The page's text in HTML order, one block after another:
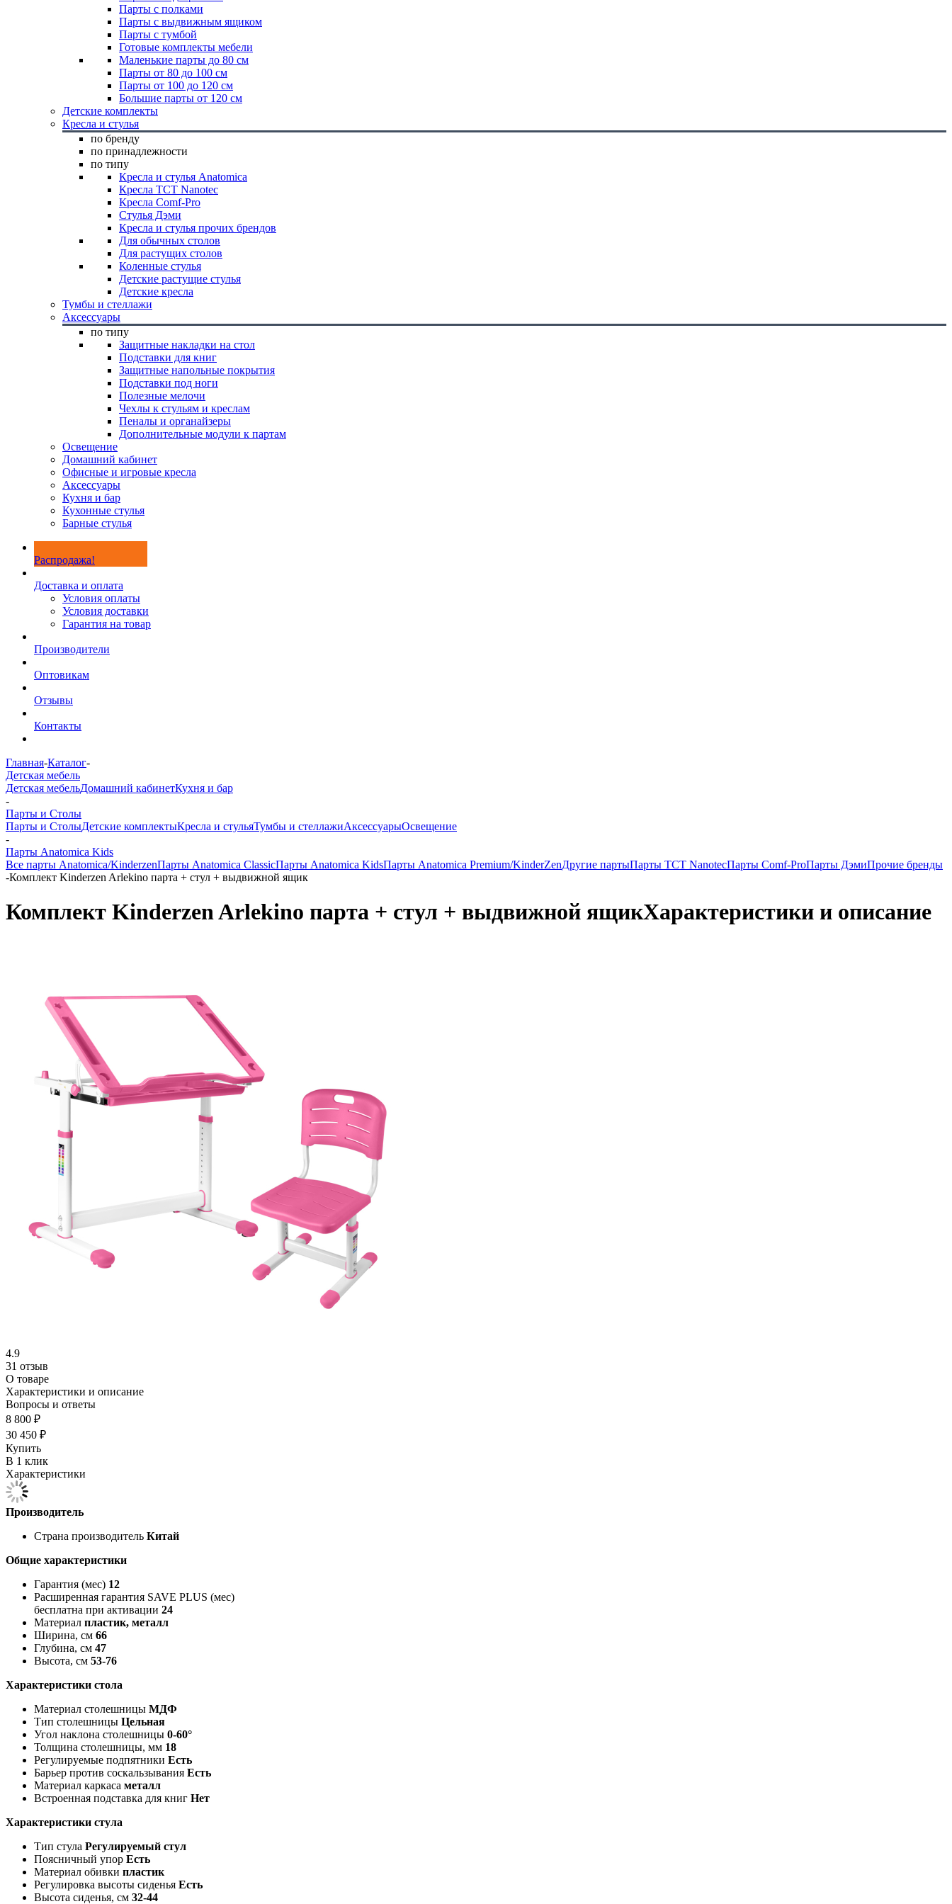
Парты с полками
Парты с выдвижным ящиком
Парты с тумбой
Готовые комплекты мебели
Маленькие парты до 80 см
Парты от 80 до 100 см
Парты от 100 до 120 см
Большие парты от 120 см
Детские комплекты
Кресла и стулья
по бренду
по принадлежности
по типу
Кресла и стулья Anatomica
Кресла TCT Nanotec
Кресла Comf-Pro
Стулья Дэми
Кресла и стулья прочих брендов
Для обычных столов
Для растущих столов
Коленные стулья
Детские растущие стулья
Детские кресла
Тумбы и стеллажи
Аксессуары
по типу
Защитные накладки на стол
Подставки для книг
Защитные напольные покрытия
Подставки под ноги
Полезные мелочи
Чехлы к стульям и креслам
Пеналы и органайзеры
Дополнительные модули к партам
Освещение
Домашний кабинет
Офисные и игровые кресла
Аксессуары
Кухня и бар
Кухонные стулья
Барные стулья
Распродажа!
Доставка и оплата
Условия оплаты
Условия доставки
Гарантия на товар
Производители
Оптовикам
Отзывы
Контакты
Главная-Каталог-
Детская мебель
Детская мебельДомашний кабинетКухня и бар
-
Парты и Столы
Парты и СтолыДетские комплектыКресла и стульяТумбы и стеллажиАксессуарыОсвещение
-
Парты Anatomica Kids
Все парты Anatomica/KinderzenПарты Anatomica ClassicПарты Anatomica KidsПарты Anatomica Premium/KinderZenДругие партыПарты TCT NanotecПарты Comf-ProПарты ДэмиПрочие бренды
-Комплект Kinderzen Arlekino парта + стул + выдвижной ящик
Комплект Kinderzen Arlekino парта + стул + выдвижной ящикХарактеристики и описание
4.9
31 отзыв
О товаре
Характеристики и описание
Вопросы и ответы
8 800 ₽
30 450 ₽
Купить
В 1 клик
Характеристики
Производитель
Страна производитель Китай
Общие характеристики
Гарантия (мес) 12
Расширенная гарантия SAVE PLUS (мес)
бесплатна при активации 24
Материал пластик, металл
Ширина, см 66
Глубина, см 47
Высота, см 53-76
Характеристики стола
Материал столешницы МДФ
Тип столешницы Цельная
Угол наклона столешницы 0-60°
Толщина столешницы, мм 18
Регулируемые подпятники Есть
Барьер против соскальзывания Есть
Материал каркаса металл
Встроенная подставка для книг Нет
Характеристики стула
Тип стула Регулируемый стул
Поясничный упор Есть
Материал обивки пластик
Регулировка высоты сиденья Есть
Высота сиденья, см 32-44